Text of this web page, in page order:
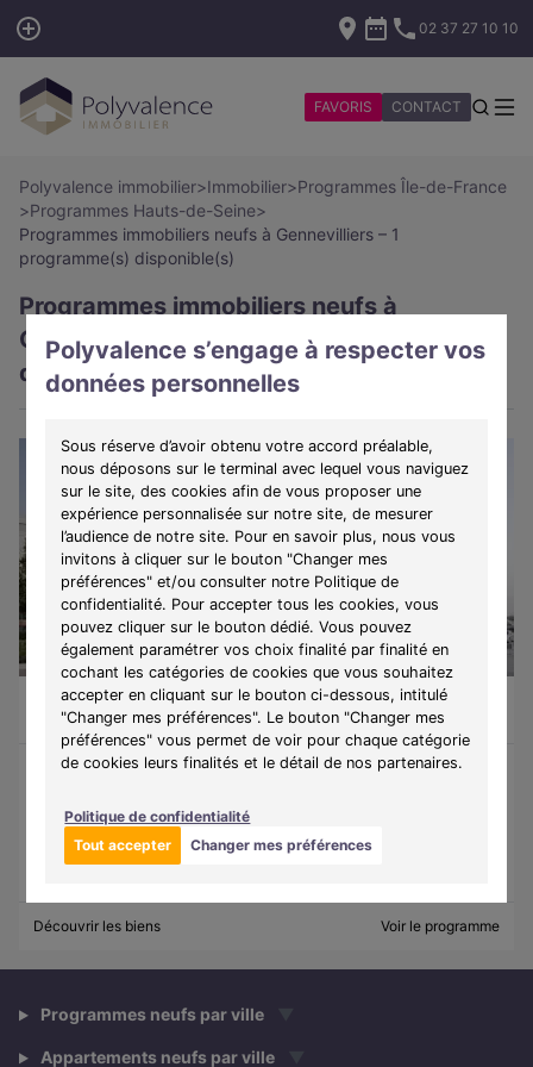
Polyvalence s’engage à respecter vos
données personnelles
Sous réserve d’avoir obtenu votre accord préalable,
nous déposons sur le terminal avec lequel vous naviguez
sur le site, des cookies afin de vous proposer une
expérience personnalisée sur notre site, de mesurer
l’audience de notre site. Pour en savoir plus, nous vous
invitons à cliquer sur le bouton "Changer mes
préférences" et/ou consulter notre Politique de
confidentialité. Pour accepter tous les cookies, vous
pouvez cliquer sur le bouton dédié. Vous pouvez
également paramétrer vos choix finalité par finalité en
cochant les catégories de cookies que vous souhaitez
accepter en cliquant sur le bouton ci-dessous, intitulé
"Changer mes préférences". Le bouton "Changer mes
préférences" vous permet de voir pour chaque catégorie
de cookies leurs finalités et le détail de nos partenaires.
Politique de confidentialité
Tout accepter
Changer mes préférences
02 37 27 10 10
FAVORIS CONTACT
Polyvalence immobilier>Immobilier>Programmes Île-de-France
>Programmes Hauts-de-Seine>
Programmes immobiliers neufs à Gennevilliers – 1
programme(s) disponible(s)
Programmes immobiliers neufs à
Gennevilliers – 1 programme(s)
disponible(s)
Gennevilliers (92230)
Du T3 au T5
À partir de 315 000 €
10 lots disponibles
Découvrez une résidence où patrimoine réinventé, caractère
industriel et panorama exceptionnel se rencontrent.
Découvrir les biens Voir le programme
Programmes neufs par ville
Appartements neufs par ville